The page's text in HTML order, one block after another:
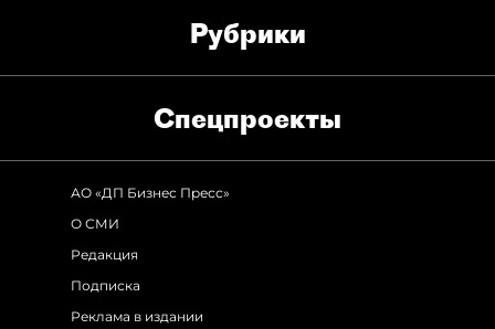
Рубрики
Спец­проекты
АО «ДП Бизнес Пресс»
О СМИ
Редакция
Подписка
Реклама в издании